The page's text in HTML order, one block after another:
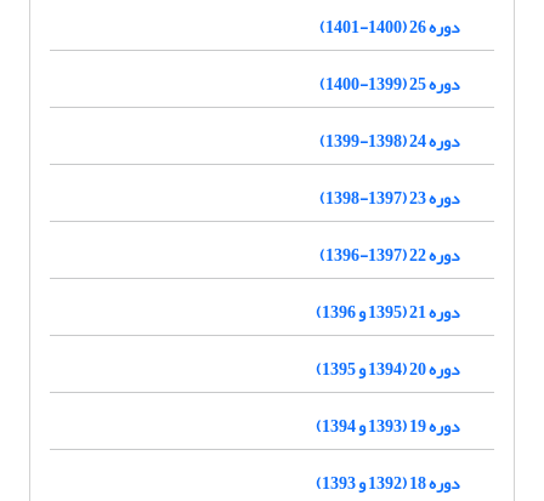
دوره 26 (1400-1401)
دوره 25 (1399-1400)
دوره 24 (1398-1399)
دوره 23 (1397-1398)
دوره 22 (1397-1396)
دوره 21 (1395 و 1396)
دوره 20 (1394 و 1395)
دوره 19 (1393 و 1394)
دوره 18 (1392 و 1393)